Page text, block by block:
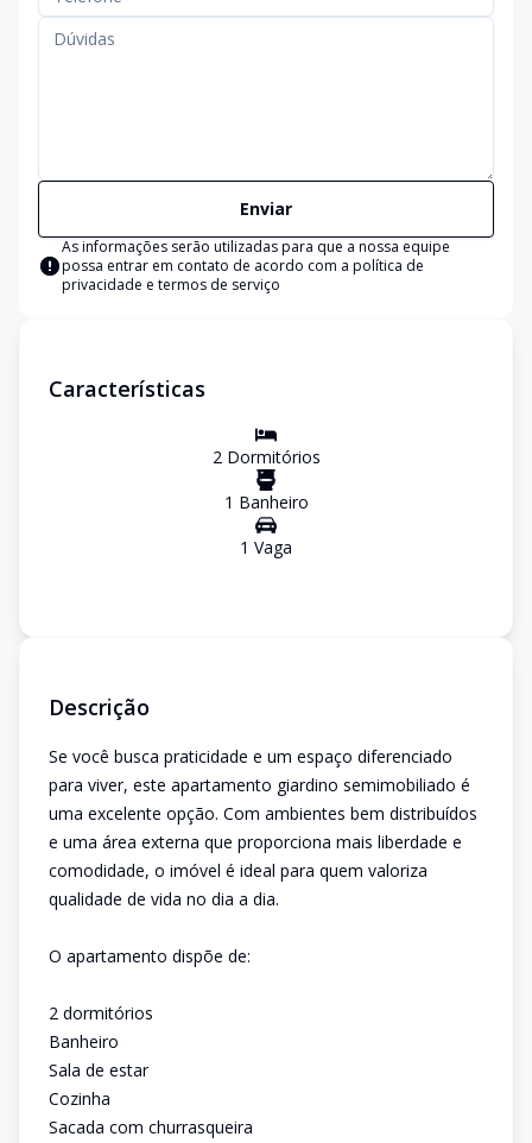
Enviar
As informações serão utilizadas para que a nossa equipe
possa entrar em contato de acordo com a política de
privacidade e termos de serviço
Características
2Dormitórios
1 Banheiro
1 Vaga
Descrição
Se você busca praticidade e um espaço diferenciado
para viver, este apartamento giardino semimobiliado é
uma excelente opção. Com ambientes bem distribuídos
e uma área externa que proporciona mais liberdade e
comodidade, o imóvel é ideal para quem valoriza
qualidade de vida no dia a dia.
O apartamento dispõe de:
2 dormitórios
Banheiro
Sala de estar
Cozinha
Sacada com churrasqueira